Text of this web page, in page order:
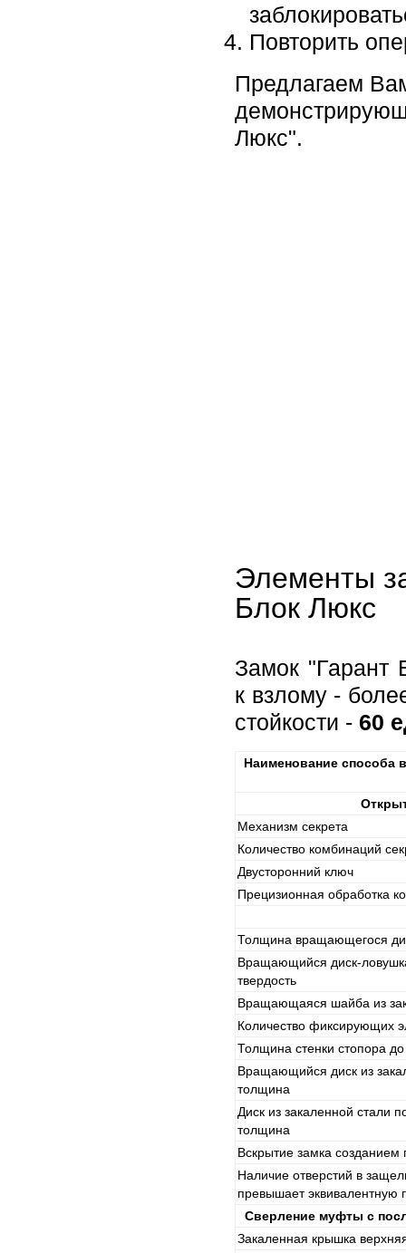
Повторить
Предлагаем
Люкс".
Элементы
Блок Люкс
Замок "Гарант
к взлому -
стойкости - 60
Наименование способа
Механизм секрета
Количество комбинаций
Двусторонний ключ
Прецизионная обработка
Толщина вращающегося
Вращающийся диск-
твердость
Вращающаяся шайба из
Количество фиксирующих
Толщина стенки стопора
Вращающийся диск из
толщина
Диск из закаленной стали
толщина
Вскрытие замка созданием
Наличие отверстий в
превышает эквивалентную
Сверление муфты с
Закаленная крышка